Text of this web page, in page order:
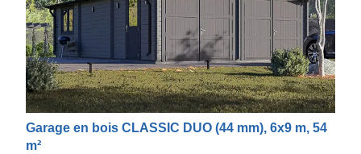
Garage en bois CLASSIC DUO (44 mm), 6x9 m, 54
m²